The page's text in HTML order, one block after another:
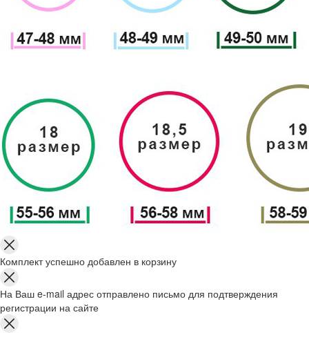
Комплект успешно добавлен в корзину
На Ваш e-mail адрес отправлено письмо для подтверждения
регистрации на сайте